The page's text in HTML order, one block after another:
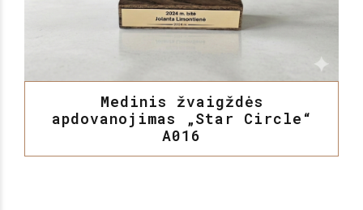
Medinis žvaigždės
apdovanojimas „Star Circle“
A016